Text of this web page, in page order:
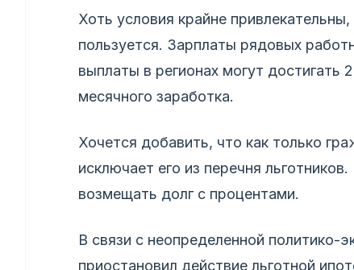
Хоть условия крайне
пользуется. Зарплаты рядовых
выплаты в регионах могут
месячного заработка.
Хочется добавить, что как только
исключает его из перечня
возмещать долг с процентами.
В связи с неопределенной политико-
приостановил действие льготной